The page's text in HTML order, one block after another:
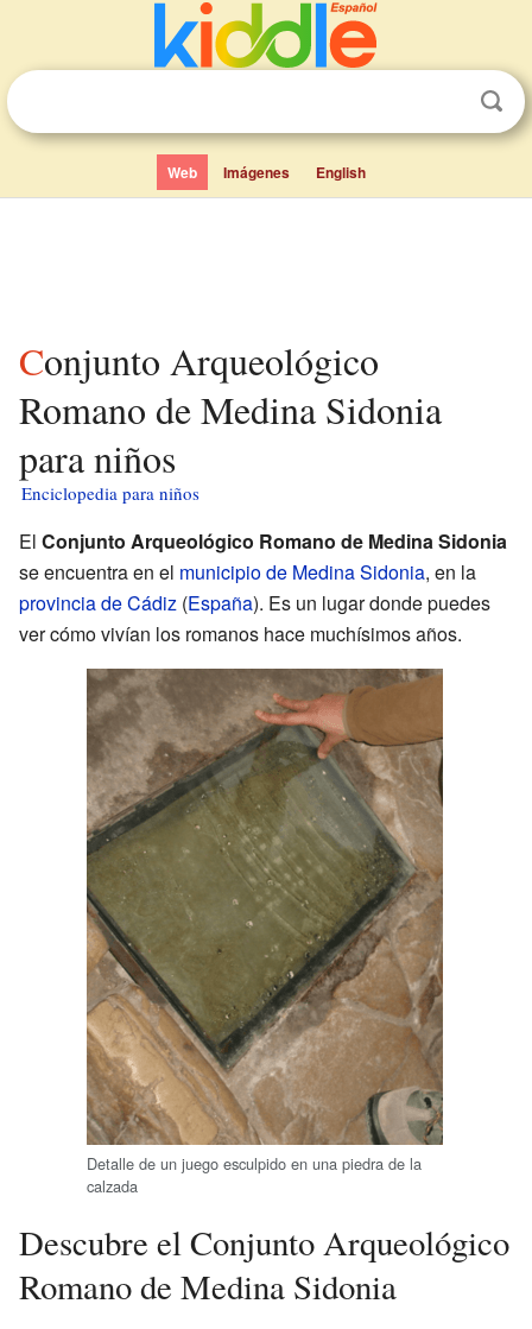
Web Imágenes English
Conjunto Arqueológico
Romano de Medina Sidonia
para niños
Enciclopedia para niños
El Conjunto Arqueológico Romano de Medina Sidonia
se encuentra en el municipio de Medina Sidonia, en la
provincia de Cádiz (España). Es un lugar donde puedes
ver cómo vivían los romanos hace muchísimos años.
Detalle de un juego esculpido en una piedra de la
calzada
Descubre el Conjunto Arqueológico
Romano de Medina Sidonia